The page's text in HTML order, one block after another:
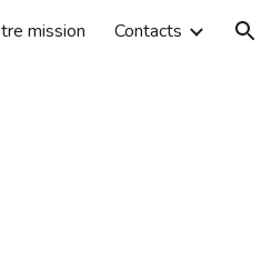
mission Contacts